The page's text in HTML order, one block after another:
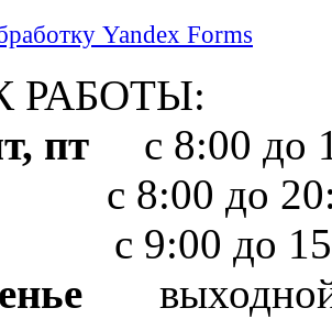
Yandex Forms
РАБОТЫ:
пт с 8:00 до
8:00 до
с 9:00 до